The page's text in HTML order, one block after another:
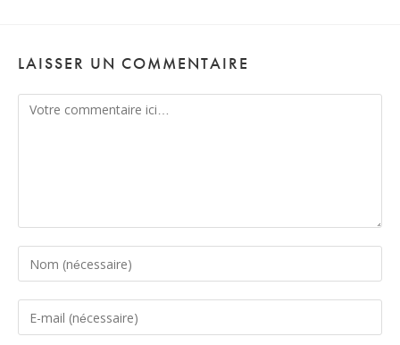
LAISSER UN COMMENTAIRE
Comment
Enter
your
name
Enter
your